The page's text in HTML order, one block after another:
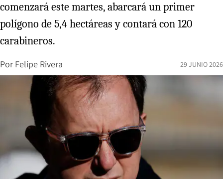
comenzará este martes, abarcará un primer
polígono de 5,4 hectáreas y contará con 120
carabineros.
Por Felipe Rivera 29 JUNIO 2026